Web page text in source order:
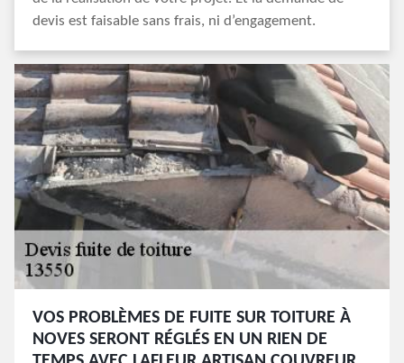
devis est faisable sans frais, ni d’engagement.
VOS PROBLÈMES DE FUITE SUR TOITURE À
NOVES SERONT RÉGLÉS EN UN RIEN DE